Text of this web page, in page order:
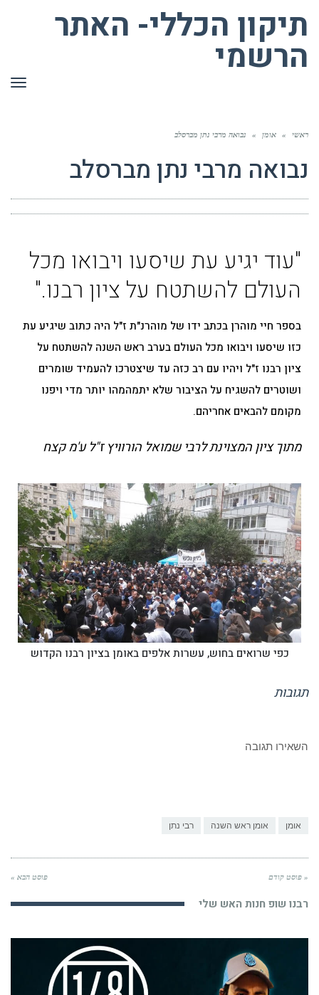
תיקון הכללי- האתר
הרשמי
ראשי » אומן » נבואה מרבי נתן מברסלב
נבואה מרבי נתן מברסלב
"עוד יגיע עת שיסעו ויבואו מכל
העולם להשתטח על ציון רבנו."
בספר חיי מוהרן בכתב ידו של מוהרנ"ת ז"ל היה כתוב שיגיע עת
כזו שיסעו ויבואו מכל העולם בערב ראש השנה להשתטח על
ציון רבנו ז"ל ויהיו עם רב כזה עד שיצטרכו להעמיד שומרים
ושוטרים להשגיח על הציבור שלא יתמהמהו יותר מדי ויפנו
מקומם להבאים אחריהם.
מתוך ציון המצוינת לרבי שמואל הורוויץ ז"ל ע'מ קצח
כפי שרואים בחוש, עשרות אלפים באומן בציון רבנו הקדוש
תגובות
השאירו תגובה
אומן אומן ראש השנה רבי נתן
« פוסט קודם פוסט הבא »
רבנו שופ חנות האש שלי